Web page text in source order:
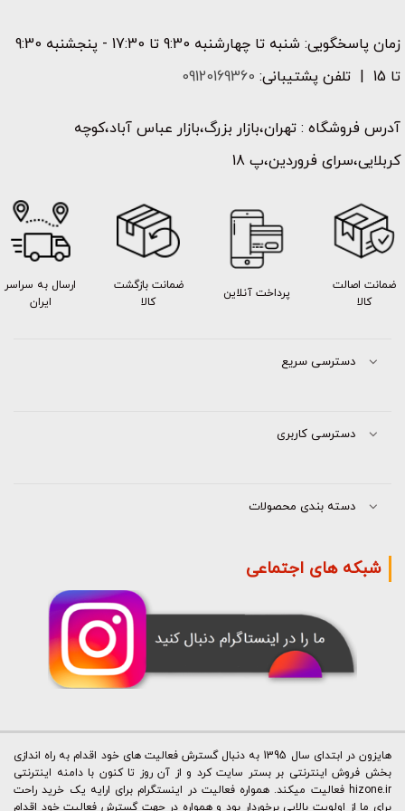
زمان پاسخگویی: شنبه تا چهارشنبه 9:30 تا 17:30 - پنجشنبه 9:30
تا 15 | تلفن پشتیبانی:
09120169360
آدرس فروشگاه : تهران،بازار بزرگ،بازار عباس آباد،کوچه
کربلایی،سرای فروردین،پ 18
ضمانت اصالت
کالا
پرداخت آنلاین
ضمانت بازگشت
کالا
ارسال به سراسر
ایران
دسترسی سریع
دسترسی کاربری
دسته بندی محصولات
شبکه های اجتماعی
هایزون در ابتدای سال 1395 به دنبال گسترش فعالیت های خود اقدام به راه اندازی
بخش فروش اینترنتی بر بستر سایت کرد و از آن روز تا کنون با دامنه اینترنتی
hizone.ir فعالیت میکند. همواره فعالیت در اینستگرام برای ارایه یک خرید راحت
برای ما از اولویت بالایی برخوردار بود و همواره در جهت گسترش فعالیت خود اقدام